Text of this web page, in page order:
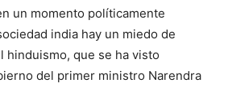
un momento políticamente
india hay un miedo de
hinduismo, que se ha visto
del primer ministro Narendra